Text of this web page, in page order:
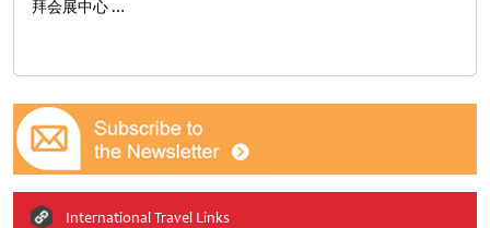
拜会展中心 …
International Travel Links